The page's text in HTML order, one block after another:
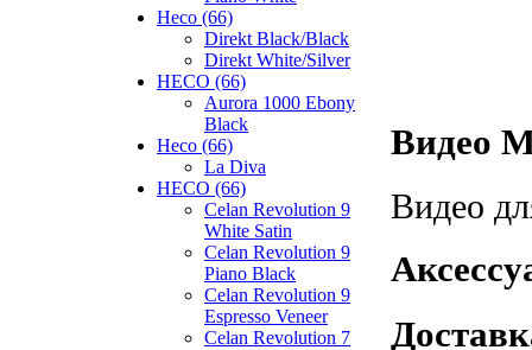
Heco (66)
Direkt Black/Black
Direkt White/Silver
HECO (66)
Aurora 1000 Ebony
Black
Heco (66)
La Diva
HECO (66)
Celan Revolution 9
White Satin
Celan Revolution 9
Piano Black
Celan Revolution 9
Espresso Veneer
Celan Revolution 7
Видео
Видео